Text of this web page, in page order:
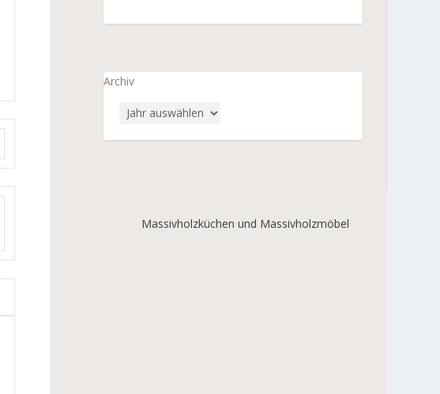
Archiv
Massivholzküchen und Massivholzmöbel